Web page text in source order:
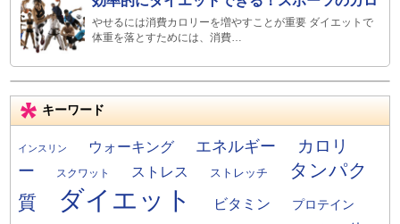
やせるには消費カロリーを増やすことが重要 ダイエットで
体重を落とすためには、消費…
キーワード
インスリン ウォーキング エネルギー
カロリ
ー
スクワット ストレス ストレッチ
タンパク
質
ダイエット ビタミン
プロテイン